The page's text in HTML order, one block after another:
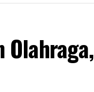
Olahraga,